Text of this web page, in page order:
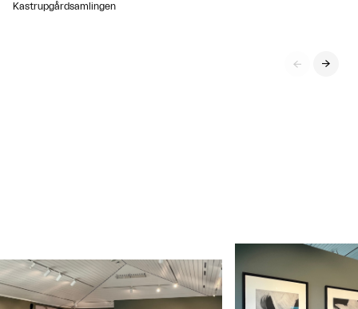
Kastrupgårdsamlingen
 